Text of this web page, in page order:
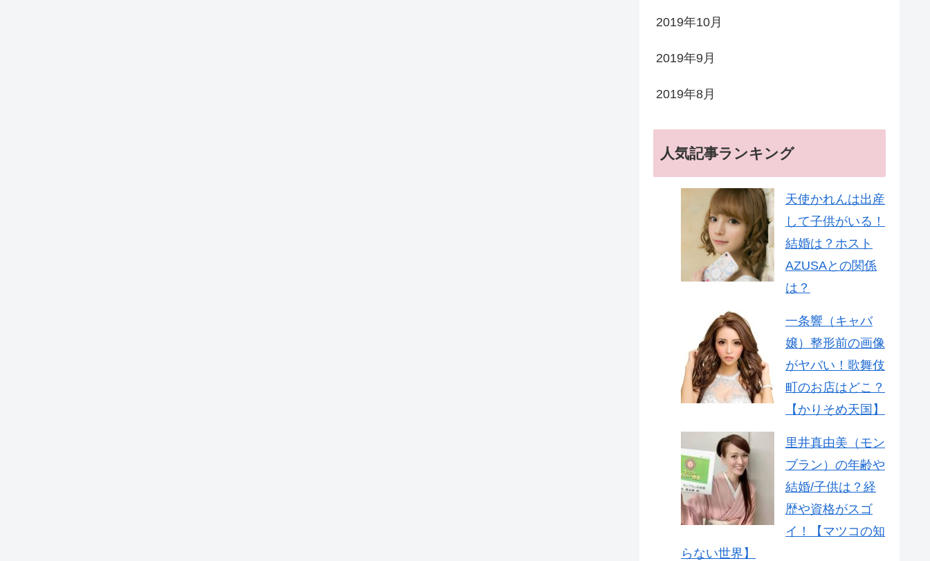
2019年10月
2019年9月
2019年8月
人気記事ランキング
天使かれんは出産
して子供がいる！
結婚は？ホスト
AZUSAとの関係
は？
一条響（キャバ
嬢）整形前の画像
がヤバい！歌舞伎
町のお店はどこ？
【かりそめ天国】
里井真由美（モン
ブラン）の年齢や
結婚/子供は？経
歴や資格がスゴ
イ！【マツコの知
らない世界】